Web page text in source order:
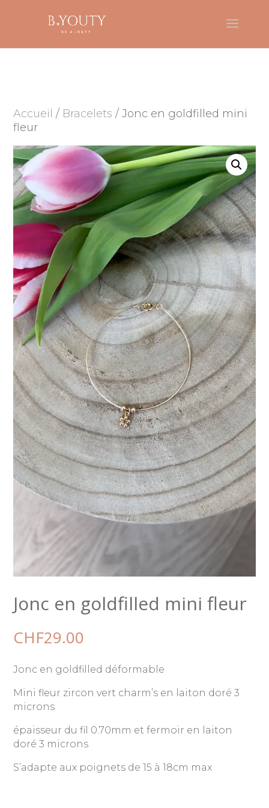
Accueil / Bracelets / Jonc en goldfilled mini
fleur
Jonc en goldfilled mini fleur
CHF29.00
Jonc en goldfilled déformable
Mini fleur zircon vert charm’s en laiton doré 3
microns
épaisseur du fil 0.70mm et fermoir en laiton
doré 3 microns
S’adapte aux poignets de 15 à 18cm max